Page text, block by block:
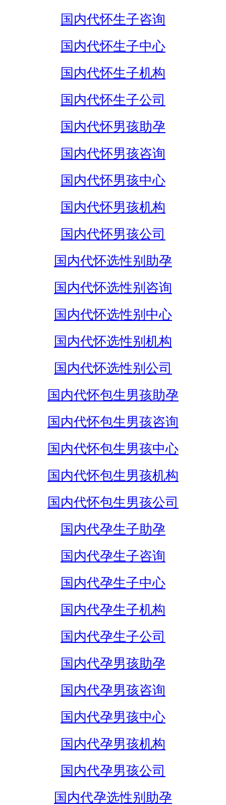
国内代怀生子咨询
国内代怀生子中心
国内代怀生子机构
国内代怀生子公司
国内代怀男孩助孕
国内代怀男孩咨询
国内代怀男孩中心
国内代怀男孩机构
国内代怀男孩公司
国内代怀选性别助孕
国内代怀选性别咨询
国内代怀选性别中心
国内代怀选性别机构
国内代怀选性别公司
国内代怀包生男孩助孕
国内代怀包生男孩咨询
国内代怀包生男孩中心
国内代怀包生男孩机构
国内代怀包生男孩公司
国内代孕生子助孕
国内代孕生子咨询
国内代孕生子中心
国内代孕生子机构
国内代孕生子公司
国内代孕男孩助孕
国内代孕男孩咨询
国内代孕男孩中心
国内代孕男孩机构
国内代孕男孩公司
国内代孕选性别助孕